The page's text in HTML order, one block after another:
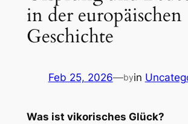
in der europäischen
Geschichte
Feb 25, 2026—byin
Was ist vikorisches Glück?